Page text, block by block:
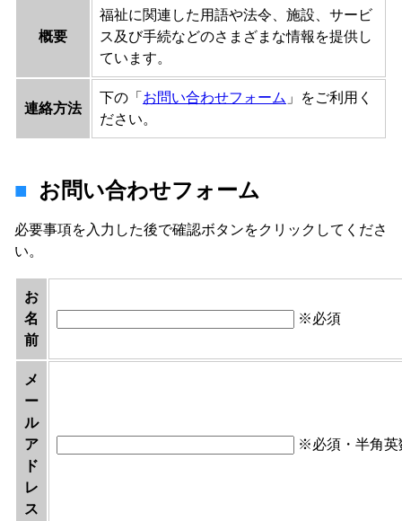
概要
福祉に関連した用語や法令、施設、サービ
ス及び手続などのさまざまな情報を提供し
ています。
連絡方法
下の「 お問い合わせフォーム 」をご利用く
ださい。
お問い合わせフォーム
必要事項を入力した後で確認ボタンをクリックしてくださ
い。
お
名
前
※必須
メ
ー
ル
ア
ド
レ
ス
※必須・半角英